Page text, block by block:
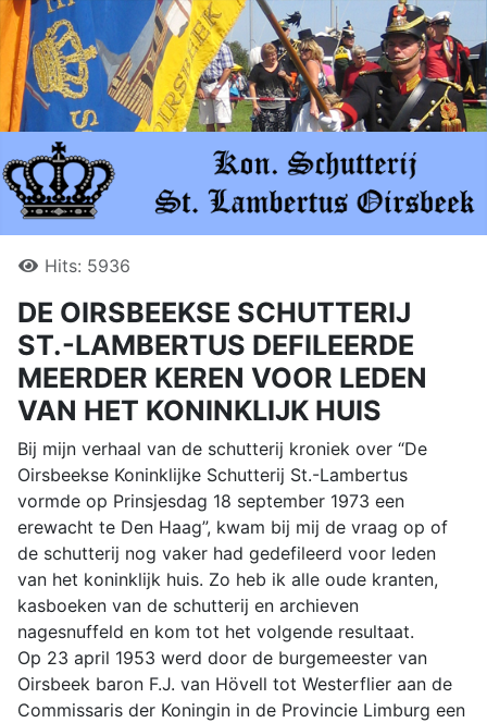
Hits: 5936
DE OIRSBEEKSE SCHUTTERIJ
ST.-LAMBERTUS DEFILEERDE
MEERDER KEREN VOOR LEDEN
VAN HET KONINKLIJK HUIS
Bij mijn verhaal van de schutterij kroniek over “De
Oirsbeekse Koninklijke Schutterij St.-Lambertus
vormde op Prinsjesdag 18 september 1973 een
erewacht te Den Haag”, kwam bij mij de vraag op of
de schutterij nog vaker had gedefileerd voor leden
van het koninklijk huis. Zo heb ik alle oude kranten,
kasboeken van de schutterij en archieven
nagesnuffeld en kom tot het volgende resultaat.
Op 23 april 1953 werd door de burgemeester van
Oirsbeek baron F.J. van Hövell tot Westerflier aan de
Commissaris der Koningin in de Provincie Limburg een